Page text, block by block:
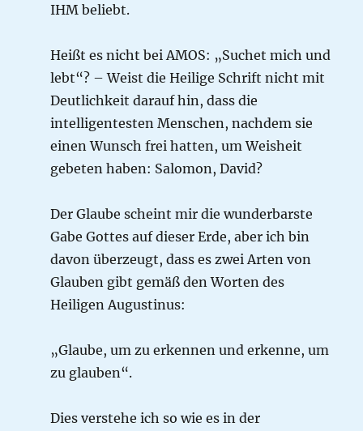
IHM beliebt.
Heißt es nicht bei AMOS: „Suchet mich und
lebt“? – Weist die Heilige Schrift nicht mit
Deutlichkeit darauf hin, dass die
intelligentesten Menschen, nachdem sie
einen Wunsch frei hatten, um Weisheit
gebeten haben: Salomon, David?
Der Glaube scheint mir die wunderbarste
Gabe Gottes auf dieser Erde, aber ich bin
davon überzeugt, dass es zwei Arten von
Glauben gibt gemäß den Worten des
Heiligen Augustinus:
„Glaube, um zu erkennen und erkenne, um
zu glauben“.
Dies verstehe ich so wie es in der